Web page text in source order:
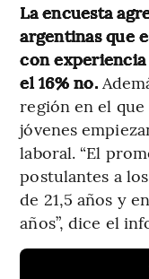
La encuesta
argentinas que
con
el 16% no.
región en el que
jóvenes
laboral. “El
postulantes a
de 21,5 años y
años”, dice el